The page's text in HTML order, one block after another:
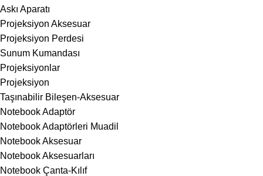
Askı Aparatı
Projeksiyon Aksesuar
Projeksiyon Perdesi
Sunum Kumandası
Projeksiyonlar
Projeksiyon
Taşınabilir Bileşen-Aksesuar
Notebook Adaptör
Notebook Adaptörleri Muadil
Notebook Aksesuar
Notebook Aksesuarları
Notebook Çanta-Kılıf